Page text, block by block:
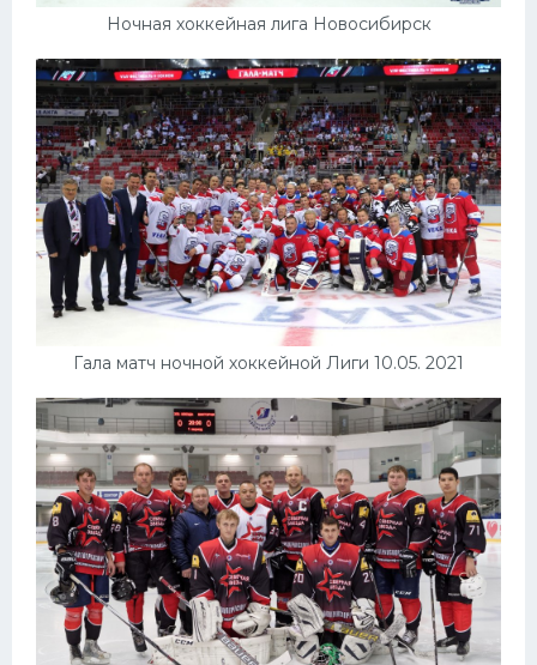
Ночная хоккейная лига Новосибирск
Гала матч ночной хоккейной Лиги 10.05. 2021